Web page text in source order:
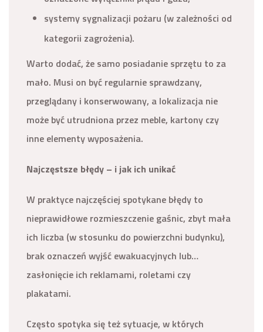
systemy sygnalizacji pożaru (w zależności od
kategorii zagrożenia).
Warto dodać, że samo posiadanie sprzętu to za
mało. Musi on być regularnie sprawdzany,
przeglądany i konserwowany, a lokalizacja nie
może być utrudniona przez meble, kartony czy
inne elementy wyposażenia.
Najczęstsze błędy – i jak ich unikać
W praktyce najczęściej spotykane błędy to
nieprawidłowe rozmieszczenie gaśnic, zbyt mała
ich liczba (w stosunku do powierzchni budynku),
brak oznaczeń wyjść ewakuacyjnych lub…
zasłonięcie ich reklamami, roletami czy
plakatami.
Często spotyka się też sytuacje, w których